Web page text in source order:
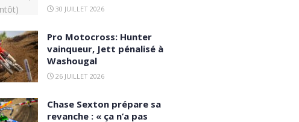
30 JUILLET 2026
Pro Motocross: Hunter
vainqueur, Jett pénalisé à
Washougal
26 JUILLET 2026
Chase Sexton prépare sa
revanche : « ça n’a pas